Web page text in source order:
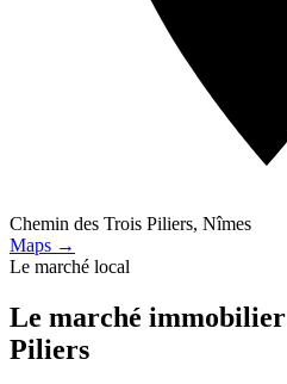
Chemin des Trois Piliers, Nîmes
Maps →
Le marché local
Le marché immobilier
Piliers